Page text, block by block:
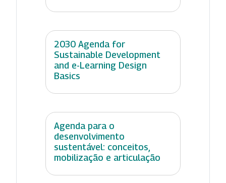
2030 Agenda for
Sustainable Development
and e-Learning Design
Basics
Agenda para o
desenvolvimento
sustentável: conceitos,
mobilização e articulação